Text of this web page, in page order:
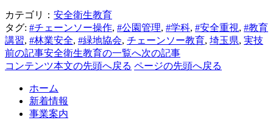
カテゴリ： 安全衛生教育
タグ: #チェーンソー操作, #公園管理, #学科, #安全重視, #教育
講習, #林業安全, #緑地協会, チェーンソー教育, 埼玉県, 実技
前の記事安全衛生教育の一覧へ次の記事
コンテンツ本文の先頭へ戻る ページの先頭へ戻る
ホーム
新着情報
事業案内